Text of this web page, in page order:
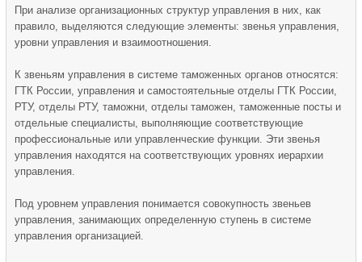
При анализе организационных структур управления в них, как
правило, выделяются следующие элементы: звенья управления,
уровни управления и взаимоотношения.
К звеньям управления в системе таможенных органов относятся:
ГТК России, управления и самостоятельные отделы ГТК России,
РТУ, отделы РТУ, таможни, отделы таможен, таможенные посты и
отдельные специалисты, выполняющие соответствующие
профессиональные или управленческие функции. Эти звенья
управления находятся на соответствующих уровнях иерархии
управления.
Под уровнем управления понимается совокупность звеньев
управления, занимающих определенную ступень в системе
управления организацией.